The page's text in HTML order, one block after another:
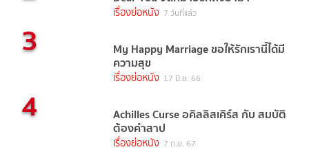
เรื่องย่อหนัง 7 วันที่แล้ว
3 My Happy Marriage ขอให้รักเรานี้ได้มี
ความสุข
เรื่องย่อหนัง 17 มิ.ย. 66
4 Achilles Curse อคิลลิสเคิร์ส กับ สมบัติ
ต้องคำสาป
เรื่องย่อหนัง 7 ก.ย. 67